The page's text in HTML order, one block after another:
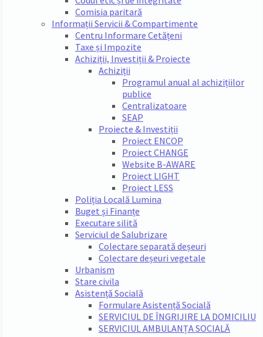
Comisia paritară
Informații Servicii & Compartimente
Centru Informare Cetățeni
Taxe și Impozite
Achiziții, Investiții & Proiecte
Achiziții
Programul anual al achizițiilor
publice
Centralizatoare
SEAP
Proiecte & Investiții
Proiect ENCOP
Proiect CHANGE
Website B-AWARE
Proiect LIGHT
Proiect LESS
Poliția Locală Lumina
Buget și Finanțe
Executare silită
Serviciul de Salubrizare
Colectare separată deșeuri
Colectare deșeuri vegetale
Urbanism
Stare civila
Asistență Socială
Formulare Asistență Socială
SERVICIUL DE ÎNGRIJIRE LA DOMICILIU
SERVICIUL AMBULANȚA SOCIALĂ